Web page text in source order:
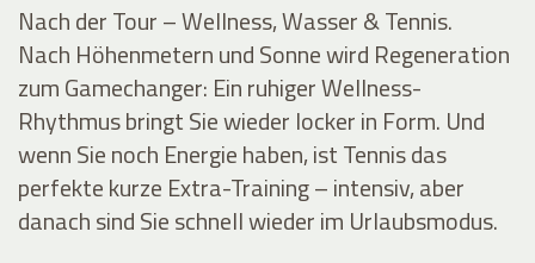
Nach der Tour – Wellness, Wasser & Tennis.
Nach Höhenmetern und Sonne wird Regeneration
zum Gamechanger: Ein ruhiger Wellness-
Rhythmus bringt Sie wieder locker in Form. Und
wenn Sie noch Energie haben, ist Tennis das
perfekte kurze Extra-Training – intensiv, aber
danach sind Sie schnell wieder im Urlaubsmodus.